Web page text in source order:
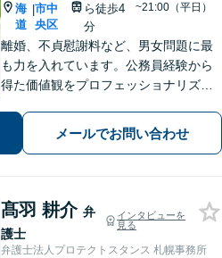
海
道
|市中
央区
ら徒歩4
分
~21:00（平日）
離婚、不貞慰謝料など、男女問題に最
も力を入れています。公務員経験から
得た価値観をプロフェッショナリズム
ながら、正確な情報提供と誠実なコミ
ュニケーションを心がけて、最善の解
メールでお問い合わせ
髙羽 耕介 弁
護士
インタビューを
見る
弁護士法人プロテクトスタンス 札幌事務所